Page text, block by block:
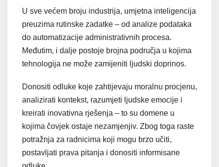
U sve većem broju industrija, umjetna inteligencija
preuzima rutinske zadatke – od analize podataka
do automatizacije administrativnih procesa.
Međutim, i dalje postoje brojna područja u kojima
tehnologija ne može zamijeniti ljudski doprinos.
Donositi odluke koje zahtijevaju moralnu procjenu,
analizirati kontekst, razumjeti ljudske emocije i
kreirati inovativna rješenja – to su domene u
kojima čovjek ostaje nezamjenjiv. Zbog toga raste
potražnja za radnicima koji mogu brzo učiti,
postavljati prava pitanja i donositi informisane